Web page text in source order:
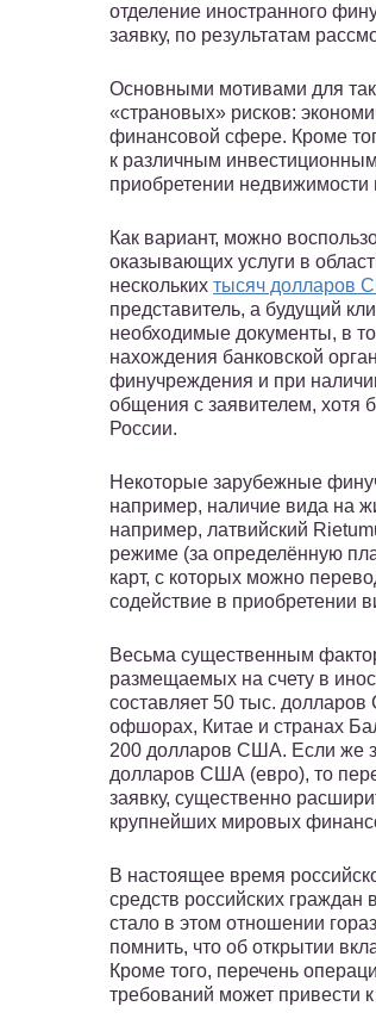
отделение иностранного
заявку, по результатам
Основными мотивами для
«страновых» рисков:
финансовой сфере. Кроме
к различным
приобретении недвижимости
Как вариант, можно
оказывающих услуги в
нескольких тысяч долларов
представитель, а будущий
необходимые документы, в
нахождения банковской
финучреждения и при
общения с заявителем, хотя
России.
Некоторые зарубежные
например, наличие вида на
например, латвийский
режиме (за определённую
карт, с которых можно
содействие в приобретении
Весьма существенным
размещаемых на счету в
составляет 50 тыс.
офшорах, Китае и странах
200 долларов США. Если же
долларов США (евро), то
заявку, существенно
крупнейших мировых
В настоящее время
средств российских
стало в этом отношении
помнить, что об открытии
Кроме того, перечень
требований может привести